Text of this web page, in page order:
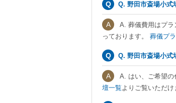
Q. 野田市斎場小式
A. 葬儀費用はプラ
っております。 葬儀プ
Q. 野田市斎場小式
A. はい、ご希望の
壇一覧よりご覧いただけ